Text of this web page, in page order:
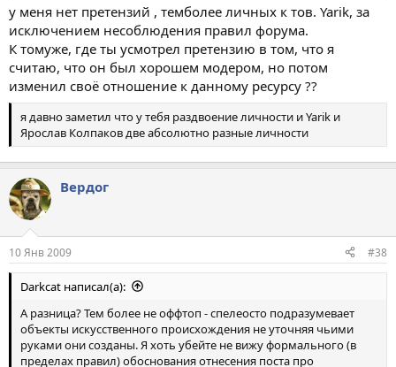
у меня нет претензий , темболее личных к тов. Yarik, за
исключением несоблюдения правил форума.
К томуже, где ты усмотрел претензию в том, что я
считаю, что он был хорошем модером, но потом
изменил своё отношение к данному ресурсу ??
я давно заметил что у тебя раздвоение личности и Yarik и
Ярослав Колпаков две абсолютно разные личности
Вердог
10 Янв 2009 #38
Darkcat написал(а):
А разница? Тем более не оффтоп - спелеосто подразумевает
объекты искусственного происхождения не уточняя чьими
руками они созданы. Я хоть убейте не вижу формального (в
пределах правил) обоснования отнесения поста про